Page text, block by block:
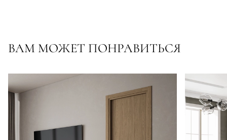
ВАМ МОЖЕТ ПОНРАВИТЬСЯ